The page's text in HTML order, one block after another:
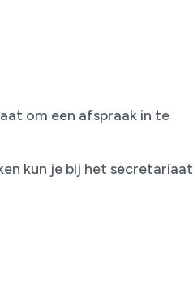
om een afspraak in te
kun je bij het secretariaat